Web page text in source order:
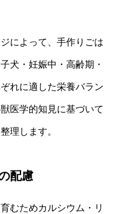
によって、手作りごは
犬・妊娠中・高齢期・
れに適した栄養バラン
医学的知見に基づいて
理します。
配慮
むためカルシウム・リ